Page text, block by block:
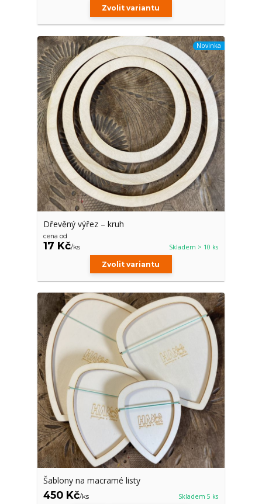
Zvolit variantu
Novinka
Dřevěný výřez – kruh
cena od
17 Kč/ks Skladem > 10 ks
Zvolit variantu
Šablony na macramé listy
450 Kč/ks Skladem 5 ks